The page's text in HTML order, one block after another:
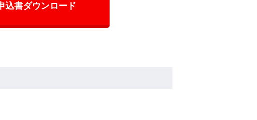
込書ダウンロード